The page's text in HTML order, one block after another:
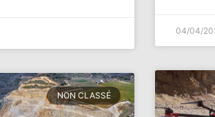
04/04/
NON CLASSÉ